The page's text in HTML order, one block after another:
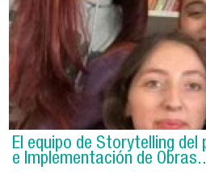
El equipo de Storytelling del
e Implementación de